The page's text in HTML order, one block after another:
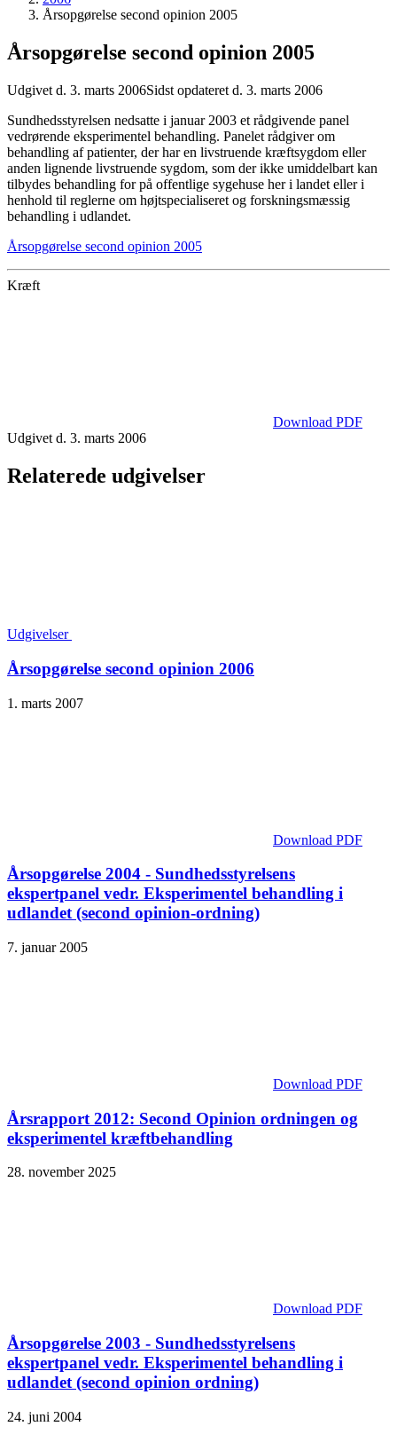
Årsopgørelse second opinion 2005
Årsopgørelse second opinion 2005
Udgivet d. 3. marts 2006Sidst opdateret d. 3. marts 2006
Sundhedsstyrelsen nedsatte i januar 2003 et rådgivende panel
vedrørende eksperimentel behandling. Panelet rådgiver om
behandling af patienter, der har en livstruende kræftsygdom eller
anden lignende livstruende sygdom, som der ikke umiddelbart kan
tilbydes behandling for på offentlige sygehuse her i landet eller i
henhold til reglerne om højtspecialiseret og forskningsmæssig
behandling i udlandet.
Årsopgørelse second opinion 2005
Kræft
Download PDF
Udgivet d. 3. marts 2006
Relaterede udgivelser
Udgivelser
Årsopgørelse second opinion 2006
1. marts 2007
Download PDF
Årsopgørelse 2004 - Sundhedsstyrelsens
ekspertpanel vedr. Eksperimentel behandling i
udlandet (second opinion-ordning)
7. januar 2005
Download PDF
Årsrapport 2012: Second Opinion ordningen og
eksperimentel kræftbehandling
28. november 2025
Download PDF
Årsopgørelse 2003 - Sundhedsstyrelsens
ekspertpanel vedr. Eksperimentel behandling i
udlandet (second opinion ordning)
24. juni 2004